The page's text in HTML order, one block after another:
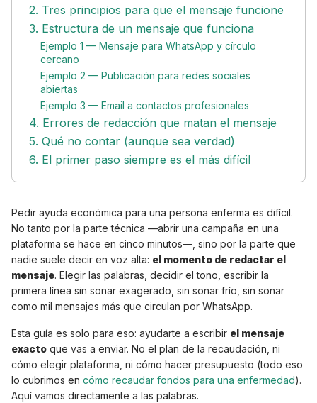
2. Tres principios para que el mensaje funcione
3. Estructura de un mensaje que funciona
Ejemplo 1 — Mensaje para WhatsApp y círculo
cercano
Ejemplo 2 — Publicación para redes sociales
abiertas
Ejemplo 3 — Email a contactos profesionales
4. Errores de redacción que matan el mensaje
5. Qué no contar (aunque sea verdad)
6. El primer paso siempre es el más difícil
Pedir ayuda económica para una persona enferma es difícil.
No tanto por la parte técnica —abrir una campaña en una
plataforma se hace en cinco minutos—, sino por la parte que
nadie suele decir en voz alta: el momento de redactar el
mensaje. Elegir las palabras, decidir el tono, escribir la
primera línea sin sonar exagerado, sin sonar frío, sin sonar
como mil mensajes más que circulan por WhatsApp.
Esta guía es solo para eso: ayudarte a escribir el mensaje
exacto que vas a enviar. No el plan de la recaudación, ni
cómo elegir plataforma, ni cómo hacer presupuesto (todo eso
lo cubrimos en cómo recaudar fondos para una enfermedad).
Aquí vamos directamente a las palabras.